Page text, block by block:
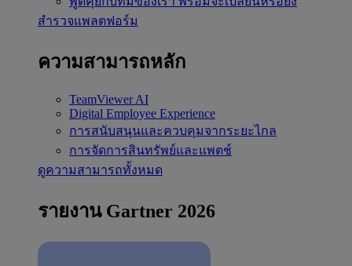
สำรวจแพลตฟอร์ม
ความสามารถหลัก
TeamViewer AI
Digital Employee Experience
การสนับสนุนและควบคุมจากระยะไกล
การจัดการสินทรัพย์และแพตช์
ดูความสามารถทั้งหมด
รายงาน Gartner 2026